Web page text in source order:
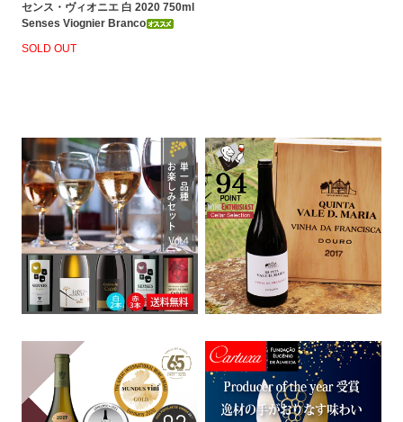
センス・ヴィオニエ 白 2020 750ml
Senses Viognier Branco
SOLD OUT